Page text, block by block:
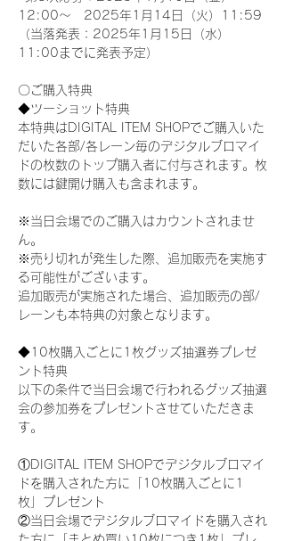
12:00～　2025年1月14日（火）11:59
（当落発表：2025年1月15日（水）
11:00までに発表予定）
〇ご購入特典
◆ツーショット特典
本特典はDIGITAL ITEM SHOPでご購入いた
だいた各部/各レーン毎のデジタルブロマイ
ドの枚数のトップ購入者に付与されます。枚
数には鍵開け購入も含まれます。
※当日会場でのご購入はカウントされませ
ん。
※売り切れが発生した際、追加販売を実施す
る可能性がございます。
追加販売が実施された場合、追加販売の部/
レーンも本特典の対象となります。
◆10枚購入ごとに1枚グッズ抽選券プレゼ
ント特典
以下の条件で当日会場で行われるグッズ抽選
会の参加券をプレゼントさせていただきま
す。
①DIGITAL ITEM SHOPでデジタルブロマイ
ドを購入された方に「10枚購入ごとに1
枚」プレゼント
②当日会場でデジタルブロマイドを購入され